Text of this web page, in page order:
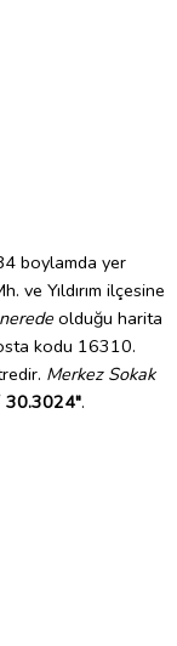
boylamda yer
ve Yıldırım ilçesine
nerede olduğu harita
kodu 16310.
Merkez Sokak
30.3024".